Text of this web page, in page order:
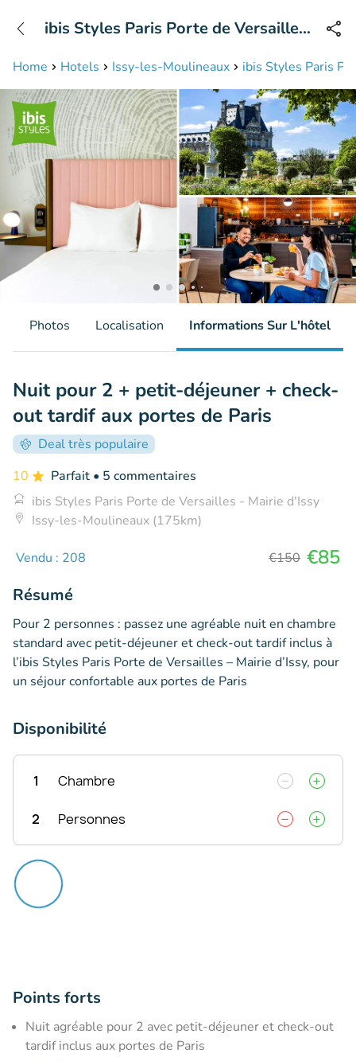
Disponible jusqu'à 23:00 heures
Home Hotels Issy-les-Moulineaux ibis Styles Paris
ibis Styles Paris Porte de Versailles
Photos Localisation Informations Sur L'hôtel
Nuit pour 2 + petit-déjeuner + check-
out tardif aux portes de Paris
Deal très populaire
10
Parfait • 5 commentaires
ibis Styles Paris Porte de Versailles - Mairie d'Issy
Issy-les-Moulineaux (175km)
Vendu : 208 €150 €85
Résumé
Pour 2 personnes : passez une agréable nuit en chambre
standard avec petit-déjeuner et check-out tardif inclus à
l’ibis Styles Paris Porte de Versailles – Mairie d’Issy, pour
un séjour confortable aux portes de Paris
Disponibilité
1 Chambre
2 Personnes
Points forts
Nuit agréable pour 2 avec petit-déjeuner et check-out
tardif inclus aux portes de Paris